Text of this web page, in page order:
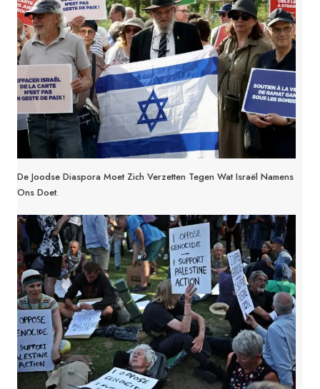
De Joodse Diaspora Moet Zich Verzetten Tegen Wat Israël Namens
Ons Doet.